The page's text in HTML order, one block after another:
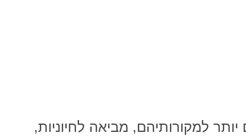
למקורותיהם, מביאה לחיוניות,